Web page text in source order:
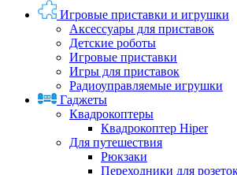
Игровые приставки и игрушки
Аксессуары для приставок
Детские роботы
Игровые приставки
Игры для приставок
Радиоуправляемые игрушки
Гаджеты
Квадрокоптеры
Квадрокоптер Hiper
Для путешествия
Рюкзаки
Переходники для